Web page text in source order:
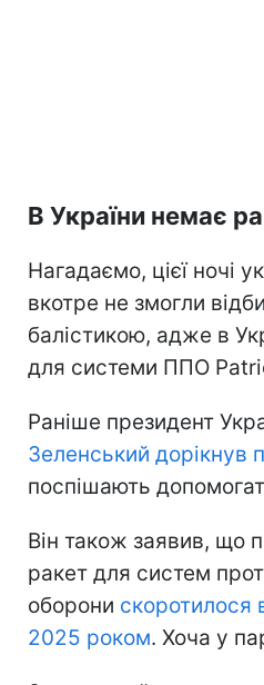
В України немає
Нагадаємо, цієї ночі
вкотре не змогли
балістикою, адже в
для системи ППО
Раніше президент
Зеленський дорікнув
поспішають
Він також заявив, що
ракет для систем
оборони скоротилося
2025 роком. Хоча у